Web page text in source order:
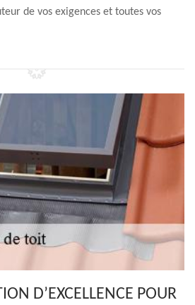
de vos exigences et toutes vos
D’EXCELLENCE POUR